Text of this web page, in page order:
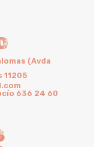
(Avda
11205
636 24 60